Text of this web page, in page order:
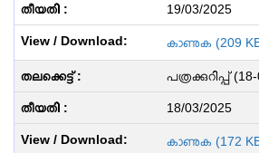
19/03/2025
കാണുക (209
പത്രക്കുറിപ്പ്
18/03/2025
കാണുക (172